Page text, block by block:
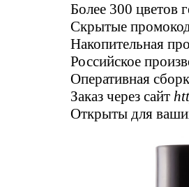
Более 300 цветов
Скрытые
Накопительная
Российское
Оперативная
Заказ через сайт
Открыты для